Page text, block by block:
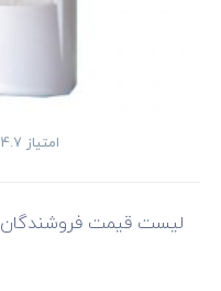
امتیاز 4.7
لیست قیمت فروشندگان